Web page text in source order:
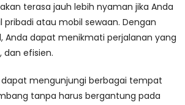
terasa jauh lebih nyaman jika Anda
atau mobil sewaan. Dengan
Anda dapat menikmati perjalanan yang
dan efisien.
dapat mengunjungi berbagai tempat
tanpa harus bergantung pada